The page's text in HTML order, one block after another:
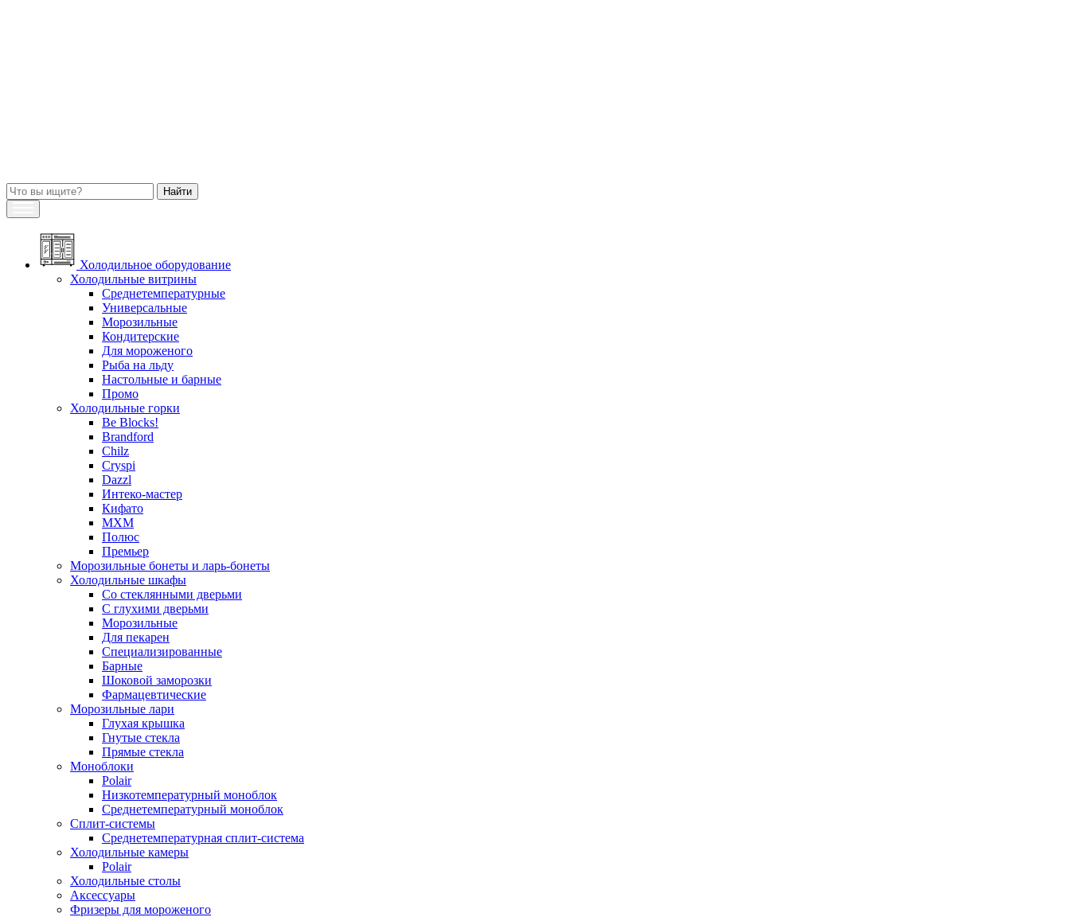
Холодильное оборудование
Холодильные витрины
Среднетемпературные
Универсальные
Морозильные
Кондитерские
Для мороженого
Рыба на льду
Настольные и барные
Промо
Холодильные горки
Be Blocks!
Brandford
Chilz
Cryspi
Dazzl
Интеко-мастер
Кифато
МХМ
Полюс
Премьер
Морозильные бонеты и ларь-бонеты
Холодильные шкафы
Со стеклянными дверьми
С глухими дверьми
Морозильные
Для пекарен
Специализированные
Барные
Шоковой заморозки
Фармацевтические
Морозильные лари
Глухая крышка
Гнутые стекла
Прямые стекла
Моноблоки
Polair
Низкотемпературный моноблок
Среднетемпературный моноблок
Сплит-системы
Среднетемпературная сплит-система
Холодильные камеры
Polair
Холодильные столы
Аксессуары
Фризеры для мороженого